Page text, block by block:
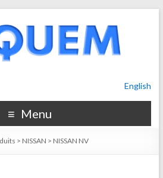
English
Menu
> NISSAN > NISSAN NV